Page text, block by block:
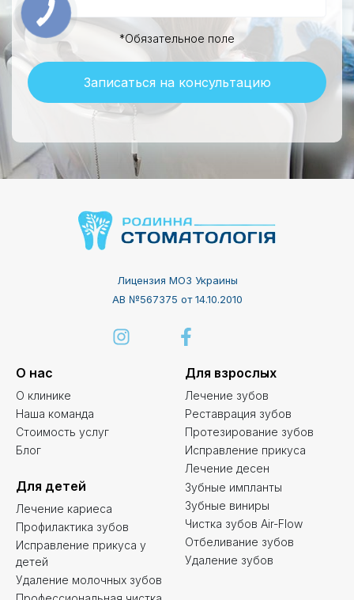
*Обязательное поле
Записаться на консультацию
Лицензия МОЗ Украины
АВ №567375 от 14.10.2010
О нас
О клинике
Наша команда
Стоимость услуг
Блог
Для взрослых
Лечение зубов
Реставрация зубов
Протезирование зубов
Исправление прикуса
Лечение десен
Зубные импланты
Зубные виниры
Чистка зубов Air-Flow
Отбеливание зубов
Удаление зубов
Для детей
Лечение кариеса
Профилактика зубов
Исправление прикуса у
детей
Удаление молочных зубов